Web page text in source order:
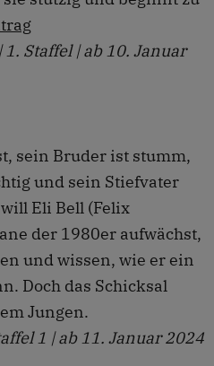
Staffel | ab 10. Januar
sein Bruder ist stumm,
und sein Stiefvater
Eli Bell (Felix
der 1980er aufwächst,
und wissen, wie er ein
Doch das Schicksal
Jungen.
1 | ab 11. Januar 2024